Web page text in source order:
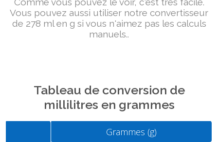
Vous pouvez aussi utiliser notre convertisseur
de 278 ml en g si vous n'aimez pas les calculs
manuels..
Tableau de conversion de
millilitres en grammes
Grammes (g)